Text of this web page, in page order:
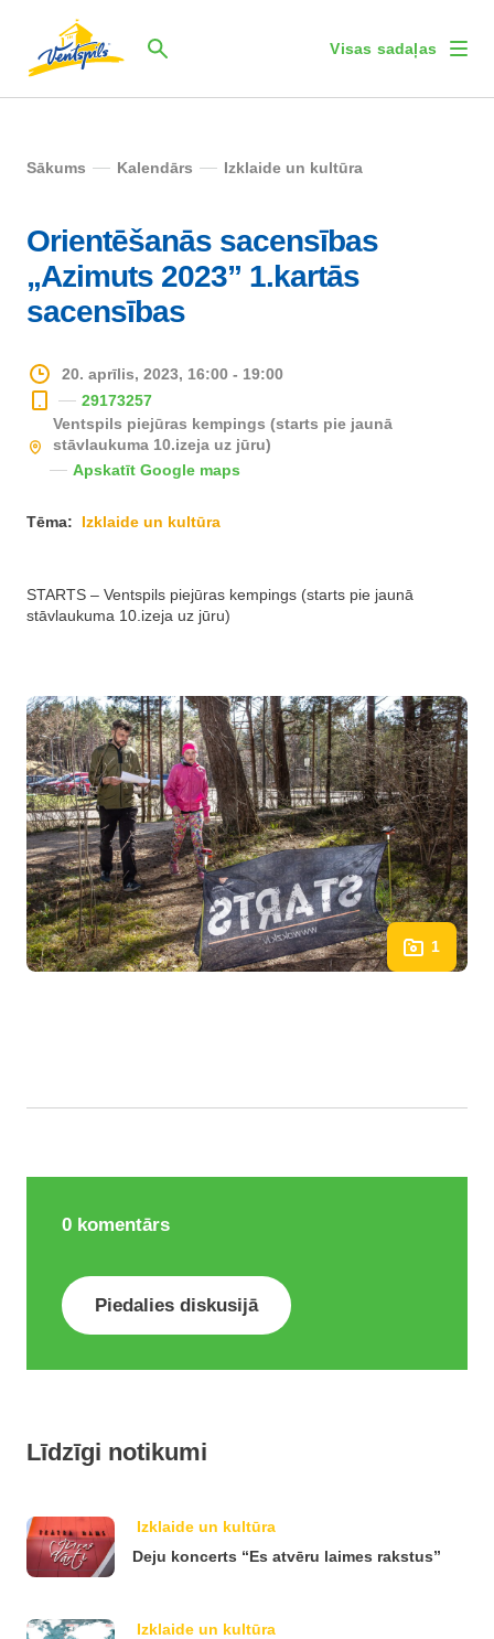
Visas sadaļas
Sākums Kalendārs Izklaide un kultūra
Orientēšanās sacensības
„Azimuts 2023” 1.kartās
sacensības
20. aprīlis, 2023, 16:00 - 19:00
29173257
Ventspils piejūras kempings (starts pie jaunā
stāvlaukuma 10.izeja uz jūru)
Apskatīt Google maps
Tēma: Izklaide un kultūra
STARTS – Ventspils piejūras kempings (starts pie jaunā
stāvlaukuma 10.izeja uz jūru)
1
0 komentārs
Piedalies diskusijā
Līdzīgi notikumi
Izklaide un kultūra
Deju koncerts “Es atvēru laimes rakstus”
Izklaide un kultūra